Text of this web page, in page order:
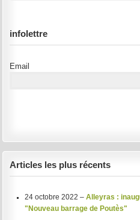
infolettre
Email
Articles les plus récents
24 octobre 2022 – Alleyras :
"Nouveau barrage de Poutès"